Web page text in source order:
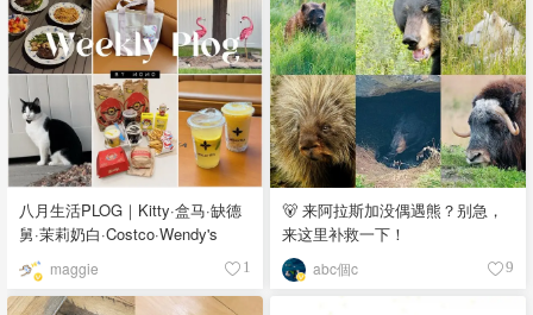
八月生活PLOG｜Kitty·盒马·缺德
舅·茉莉奶白·Costco·Wendy's
maggie 1
🐻 来阿拉斯加没偶遇熊？别急，
来这里补救一下！
abc個c 9